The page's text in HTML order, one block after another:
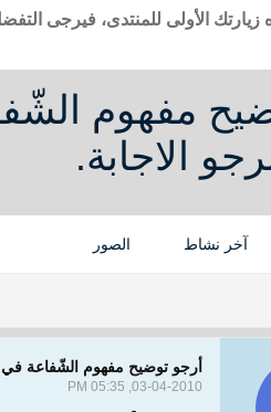
زيارتك الأولى للمنتدى، فيرجى
مفهوم
الاجابة.
آخر نشاط الصور
أرجو توضيح مفهوم الشّفاعة في
03-04-2010, 05:35 PM